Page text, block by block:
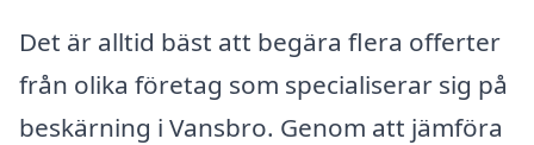
Det är alltid bäst att begära flera offerter
från olika företag som specialiserar sig på
beskärning i Vansbro. Genom att jämföra